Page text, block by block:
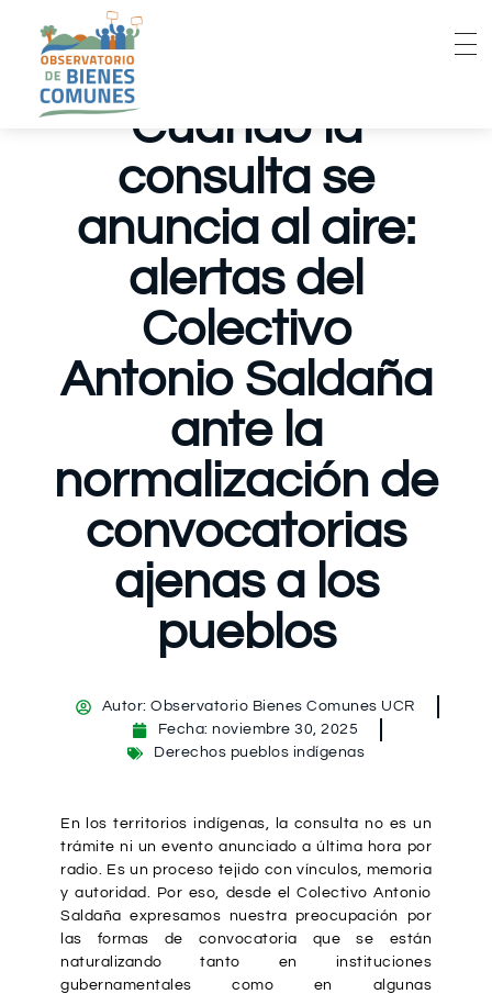
Cuando la
consulta se
anuncia al aire:
alertas del
Colectivo
Antonio Saldaña
ante la
normalización de
convocatorias
ajenas a los
pueblos
Autor: Observatorio Bienes Comunes UCR
Fecha: noviembre 30, 2025
Derechos pueblos indígenas
En los territorios indígenas, la consulta no es un
trámite ni un evento anunciado a última hora por
radio. Es un proceso tejido con vínculos, memoria
y autoridad. Por eso, desde el Colectivo Antonio
Saldaña expresamos nuestra preocupación por
las formas de convocatoria que se están
naturalizando tanto en instituciones
gubernamentales como en algunas